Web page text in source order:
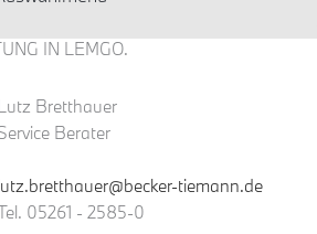
IN LEMGO.
Bretthauer
Berater
tiemann.de
05261 - 2585-0